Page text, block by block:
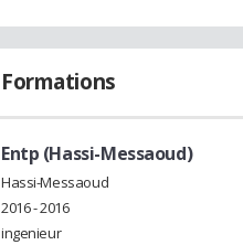
Formations
Entp (Hassi-Messaoud)
Hassi-Messaoud
2016 - 2016
ingenieur